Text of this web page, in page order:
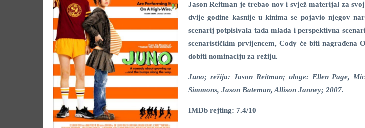
Jason Reitman je trebao nov i svjež materijal za
dvije godine kasnije u kinima se pojavio njegov
scenarij potpisivala tada mlada i perspektivna
scenarističkim prvijencem, Cody će biti nagrađena
dobiti nominaciju za režiju.
Juno; režija: Jason Reitman; uloge: Ellen Page,
Simmons, Jason Bateman, Allison Janney; 2007.
IMDb rejting: 7.4/10